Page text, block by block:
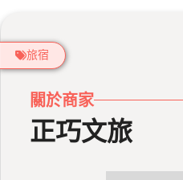
旅宿
關於商家
正巧文旅